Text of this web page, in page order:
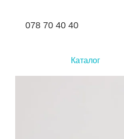
078 70 40 40
Каталог